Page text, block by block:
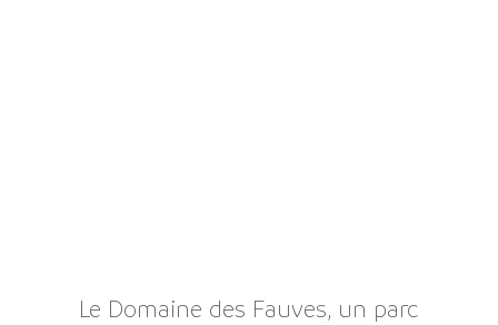
Le Domaine des Fauves, un parc